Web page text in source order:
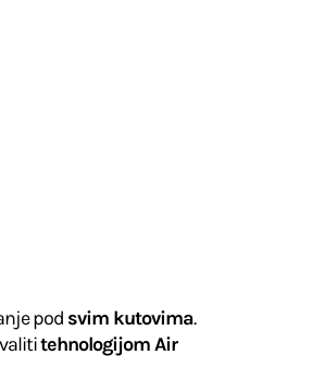
pod svim kutovima.
tehnologijom Air